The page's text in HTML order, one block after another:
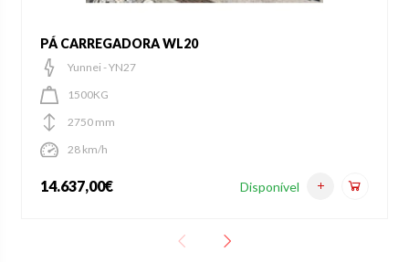
PÁ CARREGADORA WL20
Yunnei - YN27
1500KG
2750 mm
28 km/h
14.637,00€ Disponível